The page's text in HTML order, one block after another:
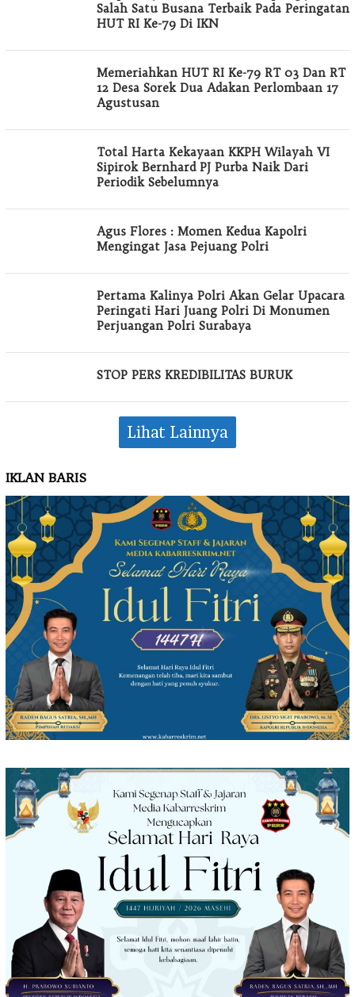
Salah Satu Busana Terbaik Pada Peringatan
HUT RI Ke-79 Di IKN
Memeriahkan HUT RI Ke-79 RT 03 Dan RT
12 Desa Sorek Dua Adakan Perlombaan 17
Agustusan
Total Harta Kekayaan KKPH Wilayah VI
Sipirok Bernhard PJ Purba Naik Dari
Periodik Sebelumnya
Agus Flores : Momen Kedua Kapolri
Mengingat Jasa Pejuang Polri
Pertama Kalinya Polri Akan Gelar Upacara
Peringati Hari Juang Polri Di Monumen
Perjuangan Polri Surabaya
STOP PERS KREDIBILITAS BURUK
Lihat Lainnya
IKLAN BARIS